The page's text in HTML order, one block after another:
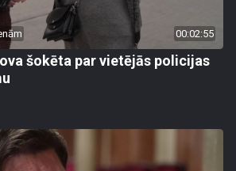
00:02:55
šokēta par vietējās policijas